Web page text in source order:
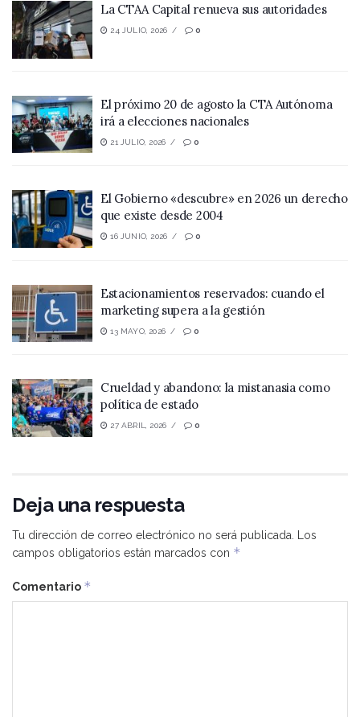
La CTAA Capital renueva sus autoridades
24 JULIO, 2026 0
El próximo 20 de agosto la CTA Autónoma
irá a elecciones nacionales
21 JULIO, 2026 0
El Gobierno «descubre» en 2026 un derecho
que existe desde 2004
16 JUNIO, 2026 0
Estacionamientos reservados: cuando el
marketing supera a la gestión
13 MAYO, 2026 0
Crueldad y abandono: la mistanasia como
política de estado
27 ABRIL, 2026 0
Deja una respuesta
Tu dirección de correo electrónico no será publicada. Los
campos obligatorios están marcados con *
Comentario *